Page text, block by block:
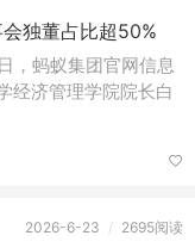
独董占比超50%
，蚂蚁集团官网信息
经济管理学院院长白
2026-6-23 / 2695阅读